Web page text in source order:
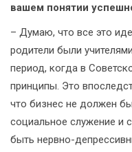
вашем понятии
– Думаю, что все это
родители были
период, когда в
принципы. Это
что бизнес не должен
социальное служение и
быть нервно-